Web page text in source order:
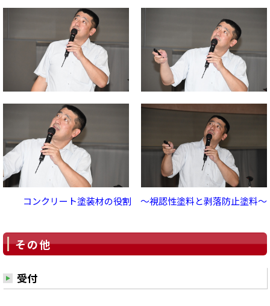
コンクリート塗装材の役割 ～視認性塗料と剥落防止塗料～
その他
受付